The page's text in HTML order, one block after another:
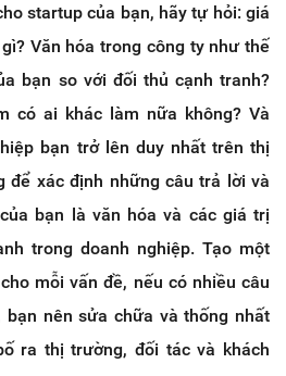
startup của bạn, hãy tự hỏi: giá
Văn hóa trong công ty như thế
bạn so với đối thủ cạnh tranh?
có ai khác làm nữa không? Và
bạn trở lên duy nhất trên thị
để xác định những câu trả lời và
bạn là văn hóa và các giá trị
trong doanh nghiệp. Tạo một
mỗi vấn đề, nếu có nhiều câu
nên sửa chữa và thống nhất
ra thị trường, đối tác và khách